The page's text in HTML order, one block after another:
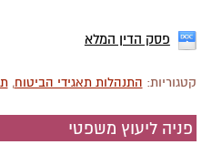
פסק הדין המלא
קטגוריות: התנהלות תאגידי הביטוח,
פניה ליעוץ משפטי